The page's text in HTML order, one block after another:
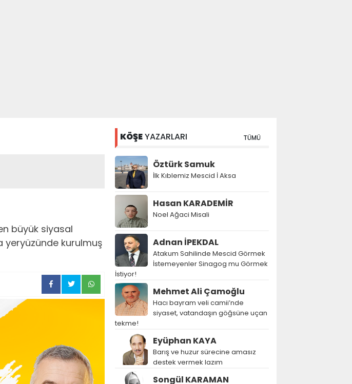
büyük siyasal
yeryüzünde kurulmuş
KÖŞEYAZARLARI TÜMÜ
Öztürk Samuk
İlk Kıblemiz Mescid İ Aksa
Hasan KARADEMİR
Noel Ağaci Misali
Adnan İPEKDAL
Atakum Sahilinde Mescid Görmek
İstemeyenler Sinagog mu Görmek
İstiyor!
Mehmet Ali Çamoğlu
Hacı bayram veli camii’nde
siyaset, vatandaşın göğsüne uçan
tekme!
Eyüphan KAYA
Barış ve huzur sürecine amasız
destek vermek lazım
Songül KARAMAN